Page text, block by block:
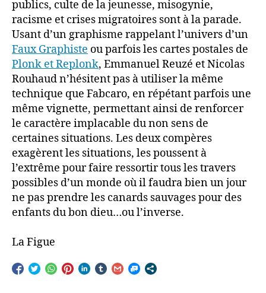
publics, culte de la jeunesse, misogynie,
racisme et crises migratoires sont à la parade.
Usant d’un graphisme rappelant l’univers d’un
Faux Graphiste ou parfois les cartes postales de
Plonk et Replonk, Emmanuel Reuzé et Nicolas
Rouhaud n’hésitent pas à utiliser la même
technique que Fabcaro, en répétant parfois une
même vignette, permettant ainsi de renforcer
le caractère implacable du non sens de
certaines situations. Les deux compères
exagèrent les situations, les poussent à
l’extrême pour faire ressortir tous les travers
possibles d’un monde où il faudra bien un jour
ne pas prendre les canards sauvages pour des
enfants du bon dieu…ou l’inverse.
La Figue